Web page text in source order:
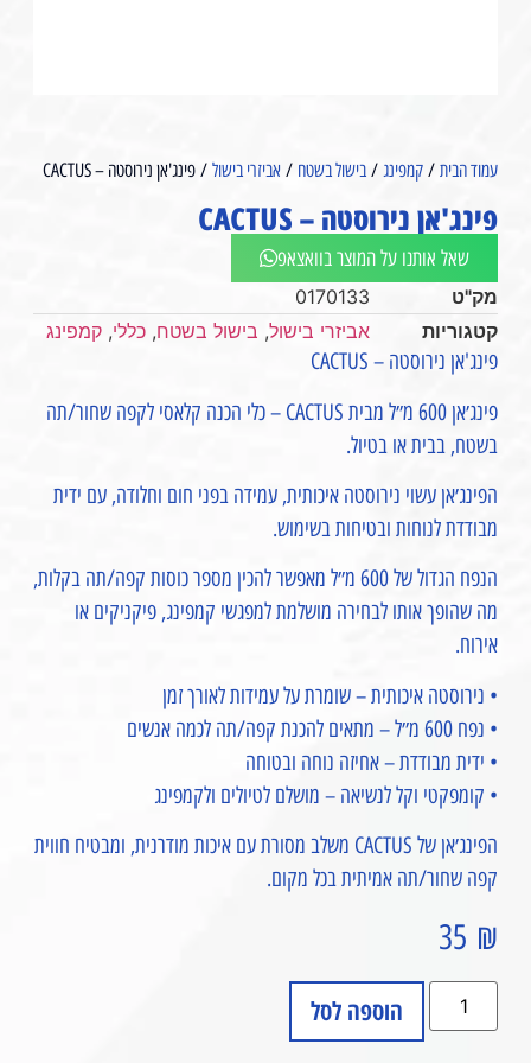
עמוד הבית/ קמפינג/ בישול בשטח / אביזרי בישול/ פינג'אן נירוסטה – CACTUS
פינג'אן נירוסטה – CACTUS
שאל אותנו על המוצר בוואצאפ
מק"ט
0170133
קטגוריות
אביזרי בישול, בישול בשטח, כללי, קמפינג
פינג'אן נירוסטה – CACTUS
פינג׳אן 600 מ״ל מבית CACTUS – כלי הכנה קלאסי לקפה שחור/תה
בשטח, בבית או בטיול.
הפינג׳אן עשוי נירוסטה איכותית, עמידה בפני חום וחלודה, עם ידית
מבודדת לנוחות ובטיחות בשימוש.
הנפח הגדול של 600 מ״ל מאפשר להכין מספר כוסות קפה/תה בקלות,
מה שהופך אותו לבחירה מושלמת למפגשי קמפינג, פיקניקים או
אירוח.
• נירוסטה איכותית – שומרת על עמידות לאורך זמן
• נפח 600 מ״ל – מתאים להכנת קפה/תה לכמה אנשים
• ידית מבודדת – אחיזה נוחה ובטוחה
• קומפקטי וקל לנשיאה – מושלם לטיולים ולקמפינג
הפינג׳אן של CACTUS משלב מסורת עם איכות מודרנית, ומבטיח חווית
קפה שחור/תה אמיתית בכל מקום.
35 ₪
הוספה לסל